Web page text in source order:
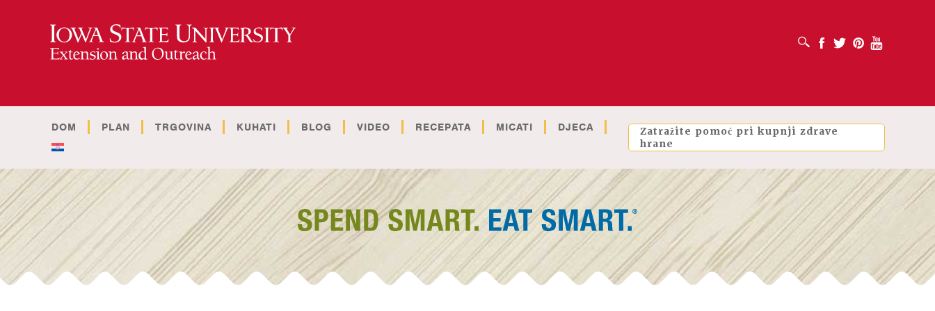
OTVORI OKVIR ZA PRETRAŽIVANJE
Facebook
Twitter PinterestYoutube
DOM PLAN TRGOVINA KUHATI BLOG VIDEO RECEPATA MICATI DJECA
Zatražite pomoć pri kupnji zdrave
hrane